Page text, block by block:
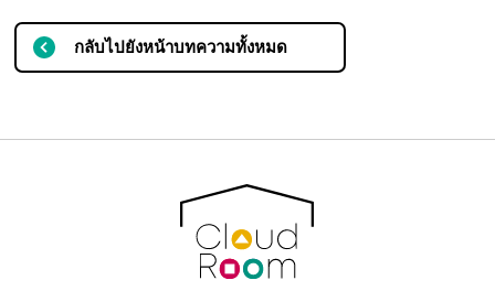
กลับไปยังหน้าบทความทั้งหมด